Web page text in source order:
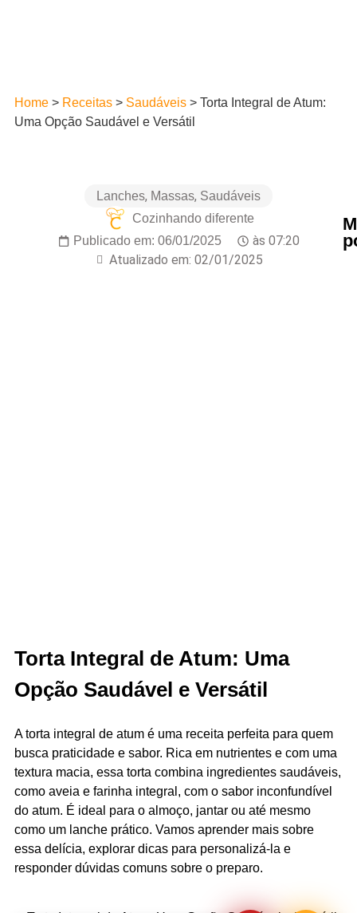
Home> Receitas> Saudáveis> Torta Integral de Atum:
Uma Opção Saudável e Versátil
Lanches, Massas, Saudáveis
Cozinhando diferente
Publicado em: 06/01/2025 às 07:20
Atualizado em: 02/01/2025
Torta Integral de Atum: Uma
Opção Saudável e Versátil
A torta integral de atum é uma receita perfeita para quem
busca praticidade e sabor. Rica em nutrientes e com uma
textura macia, essa torta combina ingredientes saudáveis,
como aveia e farinha integral, com o sabor inconfundível
do atum. É ideal para o almoço, jantar ou até mesmo
como um lanche prático. Vamos aprender mais sobre
essa delícia, explorar dicas para personalizá-la e
responder dúvidas comuns sobre o preparo.